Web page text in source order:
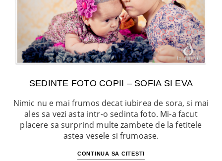
SEDINTE FOTO COPII – SOFIA SI EVA
Nimic nu e mai frumos decat iubirea de sora, si mai
ales sa vezi asta intr-o sedinta foto. Mi-a facut
placere sa surprind multe zambete de la fetitele
astea vesele si frumoase.
CONTINUA SA CITESTI